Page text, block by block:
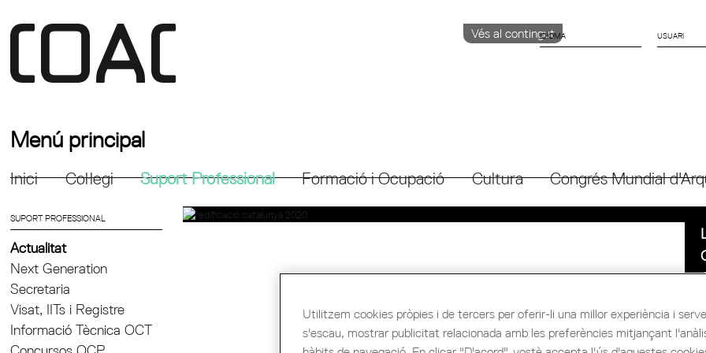
Vés al contingut
IDIOMA
Menú principal
Inici Col·legi Suport Professional Formació i Ocupació Cultura Congrés Mundial
SUPORT PROFESSIONAL
Actualitat
Next Generation
Secretaria
Visat, IITs i Registre
Informació Tècnica OCT
Utilitzem cookies pròpies i de tercers per oferir-li una millor experiència i
s'escau, mostrar publicitat relacionada amb les preferències mitjançant